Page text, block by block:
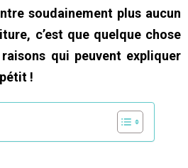
soudainement plus aucun
c’est que quelque chose
qui peuvent expliquer
!